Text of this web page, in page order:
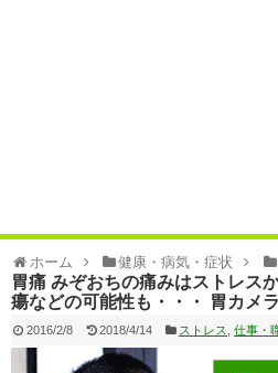
ホーム 健康・病気・症状
胃痛 みぞおちの痛みはストレス
瘍などの可能性も・・・ 胃カメ
2016/2/8 2018/4/14 ストレス ,仕事・